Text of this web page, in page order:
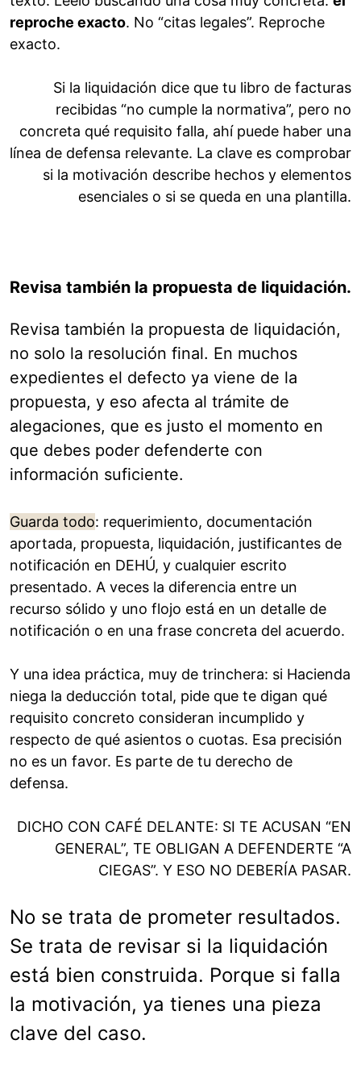
reproche exacto. No “citas legales”. Reproche
exacto.
Si la liquidación dice que tu libro de facturas
recibidas “no cumple la normativa”, pero no
concreta qué requisito falla, ahí puede haber una
línea de defensa relevante. La clave es comprobar
si la motivación describe hechos y elementos
esenciales o si se queda en una plantilla.
Revisa también la propuesta de liquidación.
Revisa también la propuesta de liquidación,
no solo la resolución final. En muchos
expedientes el defecto ya viene de la
propuesta, y eso afecta al trámite de
alegaciones, que es justo el momento en
que debes poder defenderte con
información suficiente.
Guarda todo: requerimiento, documentación
aportada, propuesta, liquidación, justificantes de
notificación en DEHÚ, y cualquier escrito
presentado. A veces la diferencia entre un
recurso sólido y uno flojo está en un detalle de
notificación o en una frase concreta del acuerdo.
Y una idea práctica, muy de trinchera: si Hacienda
niega la deducción total, pide que te digan qué
requisito concreto consideran incumplido y
respecto de qué asientos o cuotas. Esa precisión
no es un favor. Es parte de tu derecho de
defensa.
DICHO CON CAFÉ DELANTE: SI TE ACUSAN “EN
GENERAL”, TE OBLIGAN A DEFENDERTE “A
CIEGAS”. Y ESO NO DEBERÍA PASAR.
No se trata de prometer resultados.
Se trata de revisar si la liquidación
está bien construida. Porque si falla
la motivación, ya tienes una pieza
clave del caso.